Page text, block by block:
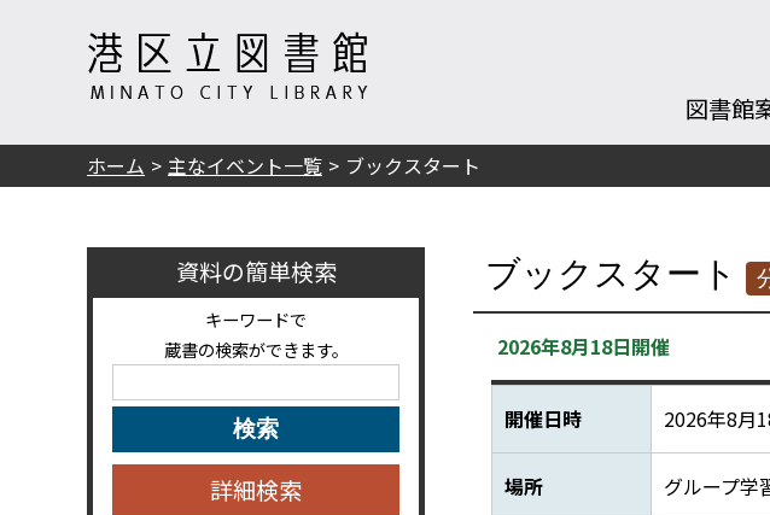
図書館
ホーム 主なイベント一覧 ブックスタート
資料の簡単検索
キーワードで
蔵書の検索ができます。
詳細検索
ブックスタート
2026年8月18日開催
開催日時 2026年8月
場所 グループ学